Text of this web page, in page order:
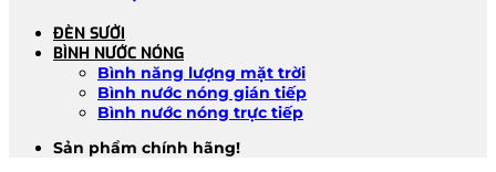
ĐÈN SƯỞI
BÌNH NƯỚC NÓNG
Bình năng lượng mặt trời
Bình nước nóng gián tiếp
Bình nước nóng trực tiếp
Sản phẩm chính hãng!